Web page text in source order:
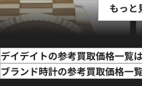
もっと
デイデイトの参考買取価格一覧
ブランド時計の参考買取価格一